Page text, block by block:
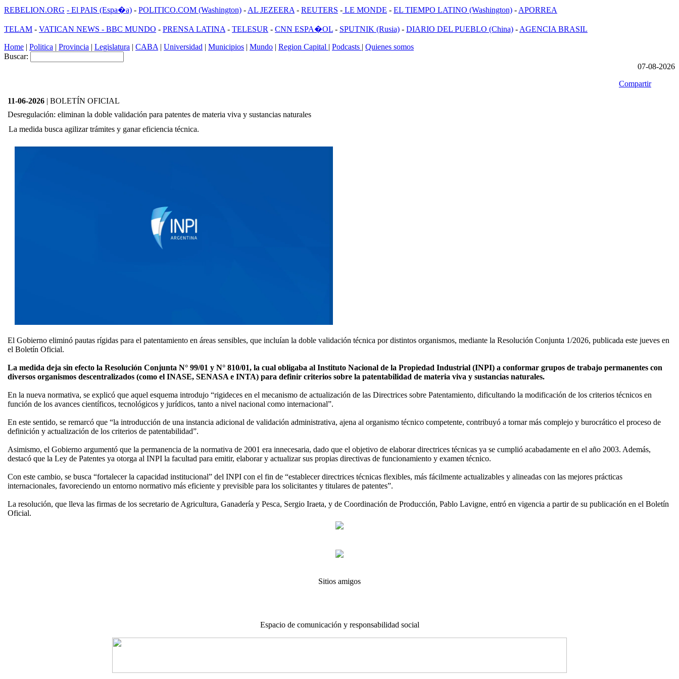
REBELION.ORG - El PAIS (Espa�a) - POLITICO.COM (Washington) - AL JEZEERA - REUTERS - LE MONDE - EL TIEMPO LATINO (Washington) - APORREA
TELAM - VATICAN NEWS - BBC MUNDO - PRENSA LATINA - TELESUR - CNN ESPA�OL - SPUTNIK (Rusia) - DIARIO DEL PUEBLO (China) - AGENCIA BRASIL
Home | Politica | Provincia | Legislatura | CABA | Universidad | Municipios | Mundo | Region Capital | Podcasts | Quienes somos
Buscar:
07-08-2026
Compartir
11-06-2026 | BOLETÍN OFICIAL
Desregulación: eliminan la doble validación para patentes de materia viva y sustancias naturales
La medida busca agilizar trámites y ganar eficiencia técnica.
El Gobierno eliminó pautas rígidas para el patentamiento en áreas sensibles, que incluían la doble validación técnica por distintos organismos, mediante la Resolución Conjunta 1/2026, publicada este jueves en
el Boletín Oficial.
La medida deja sin efecto la Resolución Conjunta N° 99/01 y N° 810/01, la cual obligaba al Instituto Nacional de la Propiedad Industrial (INPI) a conformar grupos de trabajo permanentes con
diversos organismos descentralizados (como el INASE, SENASA e INTA) para definir criterios sobre la patentabilidad de materia viva y sustancias naturales.
En la nueva normativa, se explicó que aquel esquema introdujo “rigideces en el mecanismo de actualización de las Directrices sobre Patentamiento, dificultando la modificación de los criterios técnicos en
función de los avances científicos, tecnológicos y jurídicos, tanto a nivel nacional como internacional”.
En este sentido, se remarcó que “la introducción de una instancia adicional de validación administrativa, ajena al organismo técnico competente, contribuyó a tornar más complejo y burocrático el proceso de
definición y actualización de los criterios de patentabilidad”.
Asimismo, el Gobierno argumentó que la permanencia de la normativa de 2001 era innecesaria, dado que el objetivo de elaborar directrices técnicas ya se cumplió acabadamente en el año 2003. Además,
destacó que la Ley de Patentes ya otorga al INPI la facultad para emitir, elaborar y actualizar sus propias directivas de funcionamiento y examen técnico.
Con este cambio, se busca “fortalecer la capacidad institucional” del INPI con el fin de “establecer directrices técnicas flexibles, más fácilmente actualizables y alineadas con las mejores prácticas
internacionales, favoreciendo un entorno normativo más eficiente y previsible para los solicitantes y titulares de patentes”.
La resolución, que lleva las firmas de los secretario de Agricultura, Ganadería y Pesca, Sergio Iraeta, y de Coordinación de Producción, Pablo Lavigne, entró en vigencia a partir de su publicación en el Boletín
Oficial.
Sitios amigos
Espacio de comunicación y responsabilidad social